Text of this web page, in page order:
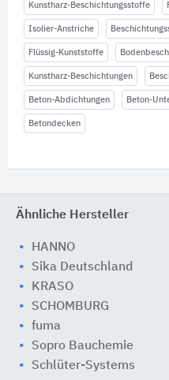
Kunstharz-Beschichtungsstoffe
Isolier-Anstriche
Flüssig-Kunststoffe
Kunstharz-Beschichtungen
Beton-Abdichtungen Beton-
Betondecken
Ähnliche Hersteller
HANNO
Sika Deutschland
KRASO
SCHOMBURG
fuma
Sopro Bauchemie
Schlüter-Systems